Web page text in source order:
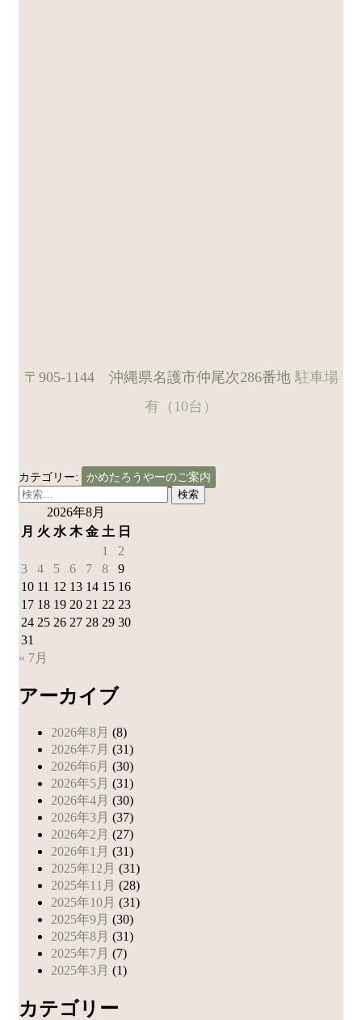
〒905-1144 沖縄県名護市仲尾次286番地駐車場
有（10台）
カテゴリー: かめたろうやーのご案内
検
2026年8月
月 火 水 木 金 土 日
1
2
3
4 5 6 7 8
9
10 11 12 13 14 15 16
17 18 19 20 21 22 23
24 25 26 27 28 29 30
31
« 7月
アーカイブ
2026年8月 (8)
2026年7月 (31)
2026年6月 (30)
2026年5月 (31)
2026年4月 (30)
2026年3月 (37)
2026年2月 (27)
2026年1月 (31)
2025年12月 (31)
2025年11月 (28)
2025年10月 (31)
2025年9月 (30)
2025年8月 (31)
2025年7月 (7)
2025年3月 (1)
カテゴリー